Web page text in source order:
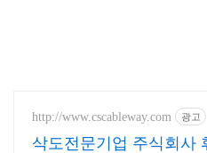
http://www.cscableway.com 광고
삭도전문기업 주식회사